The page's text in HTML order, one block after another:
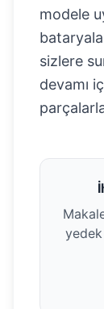
modele
sizlere
devamı